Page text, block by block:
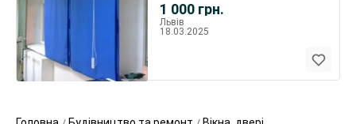
1 000 грн.
Львів
18.03.2025